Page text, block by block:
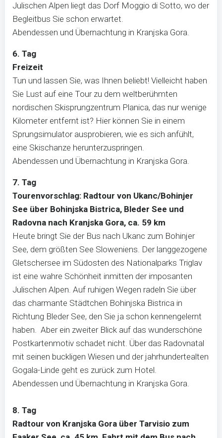
Julischen Alpen liegt das Dorf Moggio di Sotto, wo der
Begleitbus Sie schon erwartet.
Abendessen und Übernachtung in Kranjska Gora.
6. Tag
Freizeit
Tun und lassen Sie, was Ihnen beliebt! Vielleicht haben
Sie Lust auf eine Tour zu dem weltberühmten
nordischen Skisprungzentrum Planica, das nur wenige
Kilometer entfernt ist? Hier können Sie in einem
Sprungsimulator ausprobieren, wie es sich anfühlt,
eine Skischanze herunterzuspringen.
Abendessen und Übernachtung in Kranjska Gora.
7. Tag
Tourenvorschlag: Radtour von Ukanc/Bohinjer
See über Bohinjska Bistrica, Bleder See und
Radovna nach Kranjska Gora, ca. 59 km
Heute bringt Sie der Bus nach Ukanc zum Bohinjer
See, dem größten See Sloweniens. Der langgezogene
Gletschersee im Südosten des Nationalparks Triglav
ist eine wahre Schönheit inmitten der imposanten
Julischen Alpen. Auf ruhigen Wegen radeln Sie über
das charmante Städtchen Bohinjska Bistrica in
Richtung Bleder See, den Sie ja schon kennengelernt
haben. Aber ein zweiter Blick auf das wunderschöne
Postkartenmotiv schadet nicht. Über das Radovnatal
mit seinen buckligen Wiesen und der jahrhundertealten
Gogala-Linde geht es zurück zum Hotel.
Abendessen und Übernachtung in Kranjska Gora.
8. Tag
Radtour von Kranjska Gora über Tarvisio zum